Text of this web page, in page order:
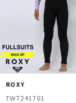
ム
ポイ
ROXY
TWT241701